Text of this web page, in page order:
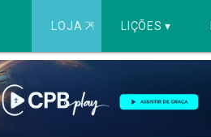
LOJA ⇱ LIÇÕES ▾